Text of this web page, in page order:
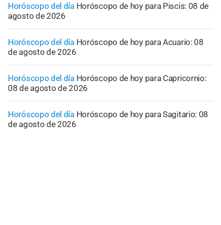
Horóscopo del día Horóscopo de hoy para Piscis: 08 de
agosto de 2026
Horóscopo del día Horóscopo de hoy para Acuario: 08
de agosto de 2026
Horóscopo del día Horóscopo de hoy para Capricornio:
08 de agosto de 2026
Horóscopo del día Horóscopo de hoy para Sagitario: 08
de agosto de 2026